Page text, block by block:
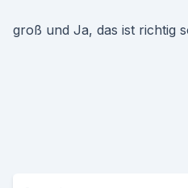
groß und Ja, das ist richtig